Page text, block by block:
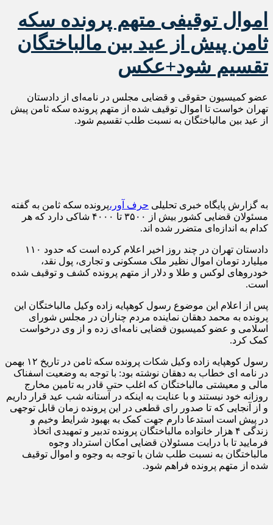
اموال توقیفی متهم پرونده سکه
ثامن پیش از عید بین مالباختگان
تقسیم شود+عکس
عضو کمیسیون حقوقی و قضایی مجلس در نامه‌ای از دادستان
تهران خواست تا اموال توقیف شده از متهم پرونده سکه ثامن پیش
از عید بین مالباختگان به نسبت طلب تقسیم شود.
به گزارش پایگاه خبری تحلیلی حرف آور،پرونده سکه ثامن به گفته
مسئولان قضایی کشور بیش از ۳۵۰۰ تا ۴۰۰۰ شاکی دارد که هر
کدام به اندازه‌ای متضرر شده اند.
دادستان تهران در چند روز اخیر اعلام کرده است که حدود ۱۱۰
میلیارد تومان اموال نظیر ملک مسکونی و تجاری، پول نقد،
خودروهای لوکس و طلا و دلار از متهم پرونده کشف و توقیف شده
است.
پس از اعلام این موضوع رسول کوهپایه زاده وکیل مالباختگان این
پرونده به محمد دهقان نماینده مردم چناران در مجلس شورای
اسلامی و عضو کمیسیون قضایی نامه‌ای زده و از وی درخواست
کمک کرد.
رسول کوهپایه زاده وکیل شکات پرونده سکه ثامن در تاریخ ۱۲ بهمن
در نامه ای خطاب به دهقان نوشته بود: با توجه به وضعیت اسفناک
مالی و معیشتی مالباختگان که اغلب حتی قادر به تامین مخارج
روزانه خود نیستند و با عنایت به اینکه در آستانه شب عید قرار داریم
و از آنجایی که تا صدور رای قطعی در این پرونده زمان قابل توجهی
در پیش است استدعا دارم جهت کمک به بهبود شرایط وخیم و
زندگی ۴ هزار خانواده مالباختگان پرونده تدبیر و تمهیدی اتخاذ
فرمایید تا با درایت مسئولان قضایی امکان استرداد وجوه
مالباختگان به نسبت طلب شان با توجه به وجوه و اموال توقیف
شده از متهم پرونده فراهم شود.